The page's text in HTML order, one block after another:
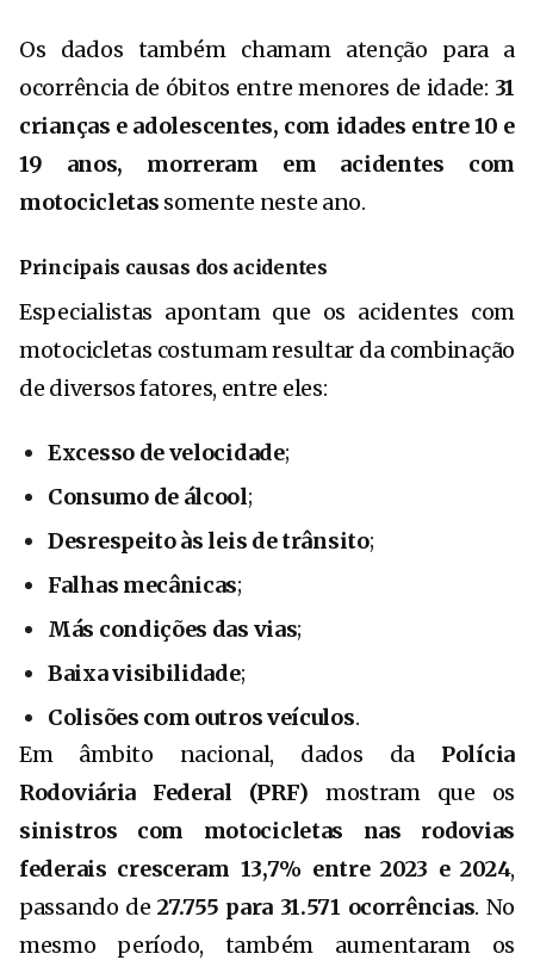
Os dados também chamam atenção para a
ocorrência de óbitos entre menores de idade: 31
crianças e adolescentes, com idades entre 10 e
19 anos, morreram em acidentes com
motocicletas somente neste ano.
Principais causas dos acidentes
Especialistas apontam que os acidentes com
motocicletas costumam resultar da combinação
de diversos fatores, entre eles:
Excesso de velocidade;
Consumo de álcool;
Desrespeito às leis de trânsito;
Falhas mecânicas;
Más condições das vias;
Baixa visibilidade;
Colisões com outros veículos.
Em âmbito nacional, dados da Polícia
Rodoviária Federal (PRF) mostram que os
sinistros com motocicletas nas rodovias
federais cresceram 13,7% entre 2023 e 2024,
passando de27.755 para 31.571 ocorrências. No
mesmo período, também aumentaram os